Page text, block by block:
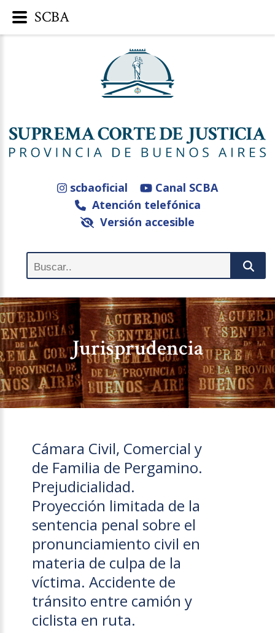
scbaoficial
Canal SCBA
Atención telefónica
Versión accesible
Jurisprudencia
Cámara Civil, Comercial y
de Familia de Pergamino.
Prejudicialidad.
Proyección limitada de la
sentencia penal sobre el
pronunciamiento civil en
materia de culpa de la
víctima. Accidente de
tránsito entre camión y
ciclista en ruta.
SCBA